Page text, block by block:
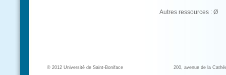
Autres ressources : Ø
© 2012 Université de Saint-Boniface 200, avenue de la